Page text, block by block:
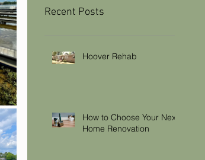
Recent Posts
Hoover Rehab
How to Choose Your Next
Home Renovation